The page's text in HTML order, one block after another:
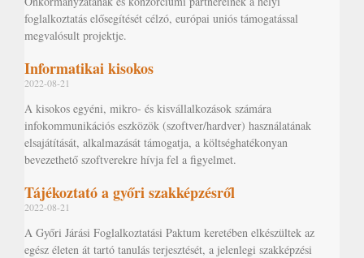
foglalkoztatás elősegítését célzó, európai uniós támogatással
megvalósult projektje.
Informatikai kisokos
2022-08-21
A kisokos egyéni, mikro- és kisvállalkozások számára
infokommunikációs eszközök (szoftver/hardver) használatának
elsajátítását, alkalmazását támogatja, a költséghatékonyan
bevezethető szoftverekre hívja fel a figyelmet.
Tájékoztató a győri szakképzésről
2022-08-21
A Győri Járási Foglalkoztatási Paktum keretében elkészültek az
egész életen át tartó tanulás terjesztését, a jelenlegi szakképzési